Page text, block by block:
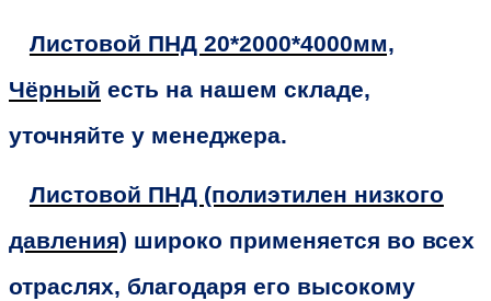
Листовой ПНД 20*2000*4000мм,
Чёрный есть на нашем складе,
уточняйте у менеджера.
Листовой ПНД (полиэтилен низкого
давления) широко применяется во всех
отраслях, благодаря его высокому